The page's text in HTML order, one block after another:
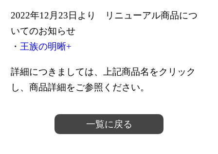
2022年12月23日より リニューアル商品につ
いてのお知らせ
・王族の明晰+
詳細につきましては、
上記商品名をクリック
し 、商品詳細をご参照ください。
一覧に戻る